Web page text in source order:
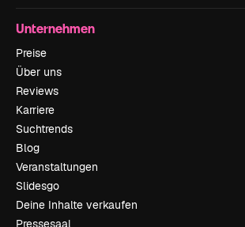
Unternehmen
Preise
Über uns
Reviews
Karriere
Suchtrends
Blog
Veranstaltungen
Slidesgo
Deine Inhalte verkaufen
Pressesaal